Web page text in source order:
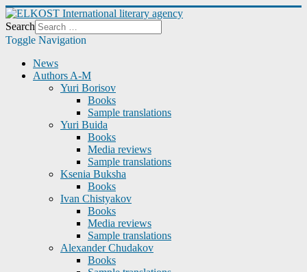
Search
Toggle Navigation
News
Authors A-M
Yuri Borisov
Books
Sample translations
Yuri Buida
Books
Media reviews
Sample translations
Ksenia Buksha
Books
Ivan Chistyakov
Books
Media reviews
Sample translations
Alexander Chudakov
Books